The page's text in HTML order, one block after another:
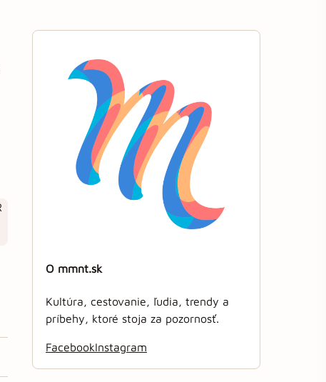
O mmnt.sk
Kultúra, cestovanie, ľudia, trendy a
príbehy, ktoré stoja za pozornosť.
FacebookInstagram